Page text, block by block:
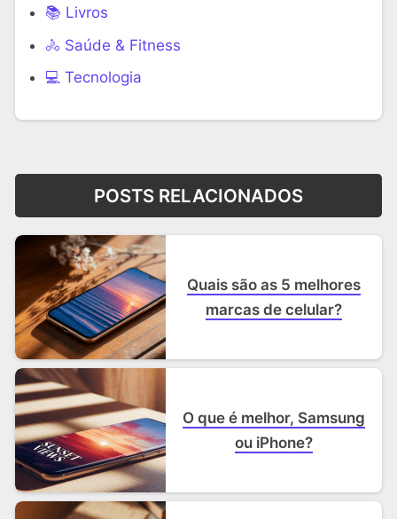
📚 Livros
🚴 Saúde & Fitness
‍💻 Tecnologia
POSTS RELACIONADOS
Quais são as 5 melhores
marcas de celular?
O que é melhor, Samsung
ou iPhone?